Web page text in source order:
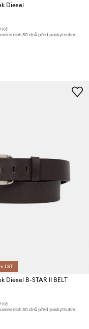
Diesel
Kč
30 dnů před poskytnutím
LST
Diesel B-STAR II BELT
Kč
30 dnů před poskytnutím